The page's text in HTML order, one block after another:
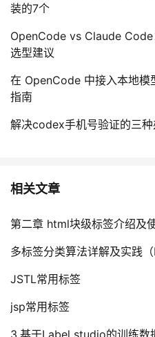
装的7个
OpenCode vs Claude Code
选型建议
在 OpenCode 中接入本地模
指南
解决codex手机号验证的三种
相关文章
第二章 html块级标签介绍及
多标签分类算法详解及实践（
JSTL常用标签
jsp常用标签